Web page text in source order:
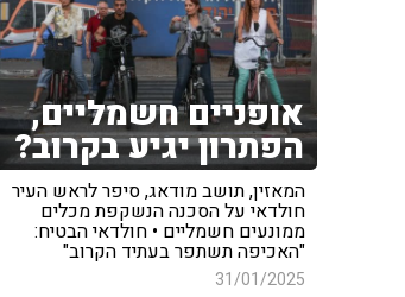
אופניים חשמליים,
הפתרון יגיע בקרוב?
המאזין, תושב מודאג, סיפר לראש העיר
חולדאי על הסכנה הנשקפת מכלים
ממונעים חשמליים • חולדאי הבטיח:
"האכיפה תשתפר בעתיד הקרוב"
31/01/2025